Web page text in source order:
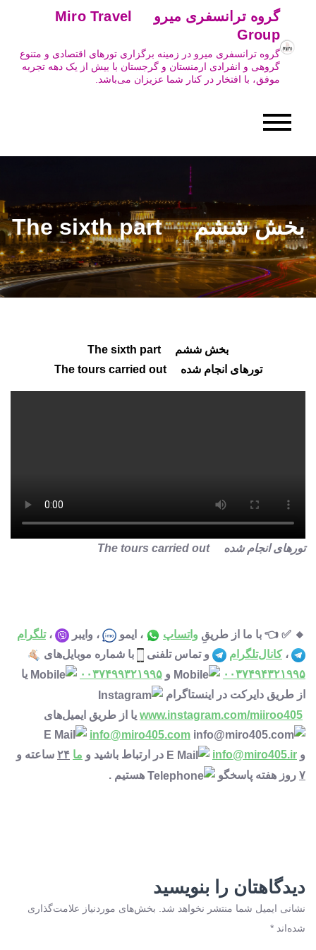
content
گروه ترانسفری میرو Miro Travel
Group
گروه ترانسفری میرو در زمینه برگزاری تورهای اقتصادی و متنوع
گروهی و انفرادی ارمنستان و گرجستان با بیش از یک دهه تجربه
موفق، با افتخار در کنار شما عزیزان می‌باشد.
بخش ششم The sixth part
بخش ششم The sixth part
تورهای انجام شده The tours carried out
تورهای انجام شده The tours carried out
🔸 ✅ 👈 با ما از طریقِ واتساپ ، ایمو ، وایبر ،تلگرام
،کانال‌تلگرام و تماس تلفنی
با شماره موبایل‌های
۰۰۳۷۴۹۴۳۲۱۹۹۵
و ۰۰۳۷۴۹۹۳۲۱۹۹۵
یا
از طریق دایرکت در اینستاگرام
www.instagram.com/miiroo405 یا از طریق ایمیل‌های
info@miro405.com
و info@miro405.ir در ارتباط باشید و ما ۲۴ ساعته و
۷ روز هفته پاسخگو هستیم .
دیدگاهتان را بنویسید
نشانی ایمیل شما منتشر نخواهد شد.
بخش‌های موردنیاز علامت‌گذاری
شده‌اند *